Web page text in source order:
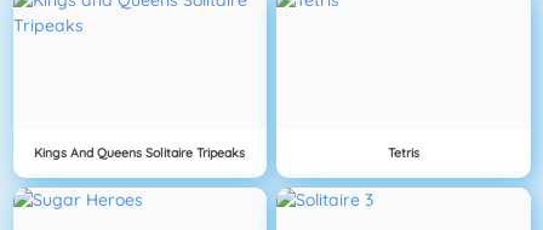
Kings And Queens Solitaire Tripeaks Tetris